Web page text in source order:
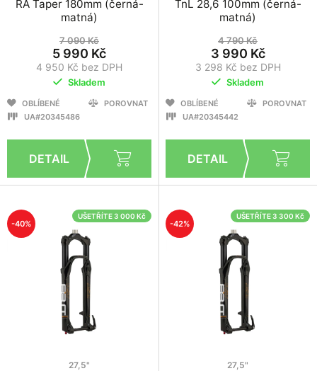
RA Taper 180mm (černá-
matná)
7 090 Kč
5 990 Kč
4 950 Kč bez DPH
Skladem
OBLÍBENÉ
POROVNAT
UA#20345486
TnL 28,6 100mm (černá-
matná)
4 790 Kč
3 990 Kč
3 298 Kč bez DPH
Skladem
OBLÍBENÉ
POROVNAT
UA#20345442
-40%
UŠETŘÍTE 3 000 Kč
27,5"
-42%
UŠETŘÍTE 3 300 Kč
27,5"